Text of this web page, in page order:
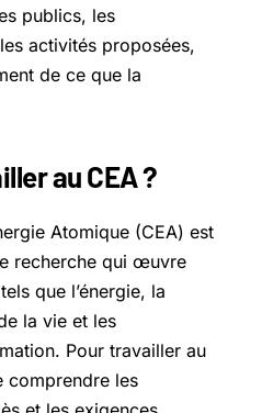
publics, les
activités proposées,
de ce que la
au CEA ?
Atomique (CEA) est
recherche qui œuvre
que l’énergie, la
la vie et les
Pour travailler au
comprendre les